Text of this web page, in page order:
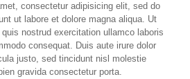
consectetur adipisicing elit, sed do
ut labore et dolore magna aliqua. Ut
nostrud exercitation ullamco laboris
consequat. Duis aute irure dolor
justo, sed tincidunt nisl molestie
gravida consectetur porta.